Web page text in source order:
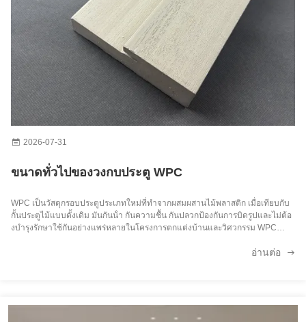
2026-07-31
ขนาดทั่วไปของวงกบประตู WPC
WPC เป็นวัสดุกรอบประตูประเภทใหม่ที่ทําจากผสมผสานไม้พลาสติก เมื่อเทียบกับ
กั้นประตูไม้แบบดั้งเดิม มันกันน้ํา กันความชื้น กันปลวกป้องกันการบิดรูปและไม่ต้อ
งบํารุงรักษาใช้กันอย่างแพร่หลายในโครงการตกแต่งบ้านและวิศวกรรม WPC
อ่านต่อ